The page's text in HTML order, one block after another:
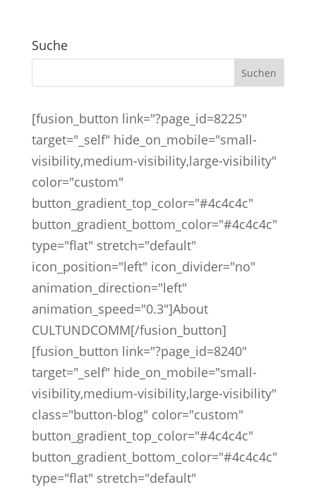
Suche
[fusion_button link="?page_id=8225"
target="_self" hide_on_mobile="small-
visibility,medium-visibility,large-visibility"
color="custom"
button_gradient_top_color="#4c4c4c"
button_gradient_bottom_color="#4c4c4c"
type="flat" stretch="default"
icon_position="left" icon_divider="no"
animation_direction="left"
animation_speed="0.3"]About
CULTUNDCOMM[/fusion_button]
[fusion_button link="?page_id=8240"
target="_self" hide_on_mobile="small-
visibility,medium-visibility,large-visibility"
class="button-blog" color="custom"
button_gradient_top_color="#4c4c4c"
button_gradient_bottom_color="#4c4c4c"
type="flat" stretch="default"